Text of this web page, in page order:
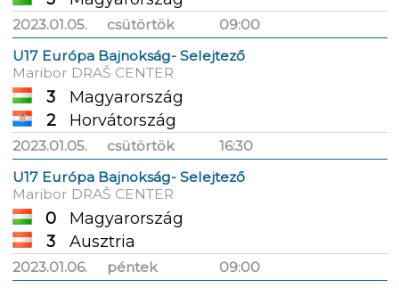
2023.01.05. csütörtök
09:00
U17 Európa Bajnokság- Selejtező
Maribor DRAŠ CENTER
3
Magyarország
2
Horvátország
2023.01.05. csütörtök
16:30
U17 Európa Bajnokság- Selejtező
Maribor DRAŠ CENTER
0
Magyarország
3
Ausztria
2023.01.06. péntek
09:00